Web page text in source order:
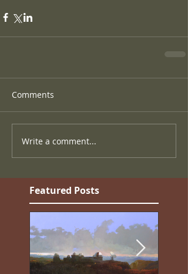
Comments
Write a comment...
Featured Posts